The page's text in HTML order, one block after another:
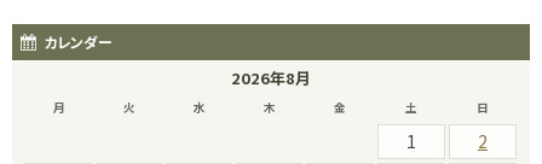
カレンダー
2026年8月
月 火 水 木 金 土 日
1
2